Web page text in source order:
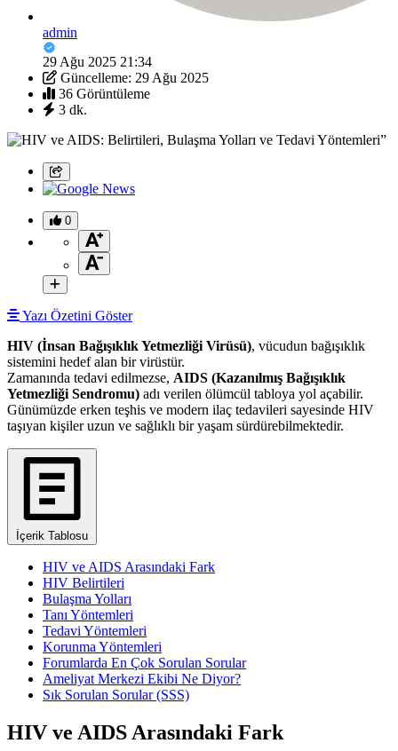
admin
29 Ağu 2025 21:34
Güncelleme: 29 Ağu 2025
36 Görüntüleme
3 dk.
0
Yazı Özetini Göster
HIV (İnsan Bağışıklık Yetmezliği Virüsü), vücudun bağışıklık
sistemini hedef alan bir virüstür.
Zamanında tedavi edilmezse, AIDS (Kazanılmış Bağışıklık
Yetmezliği Sendromu) adı verilen ölümcül tabloya yol açabilir.
Günümüzde erken teşhis ve modern ilaç tedavileri sayesinde HIV
taşıyan kişiler uzun ve sağlıklı bir yaşam sürdürebilmektedir.
İçerik Tablosu
HIV ve AIDS Arasındaki Fark
HIV Belirtileri
Bulaşma Yolları
Tanı Yöntemleri
Tedavi Yöntemleri
Korunma Yöntemleri
Forumlarda En Çok Sorulan Sorular
Ameliyat Merkezi Ekibi Ne Diyor?
Sık Sorulan Sorular (SSS)
HIV ve AIDS Arasındaki Fark